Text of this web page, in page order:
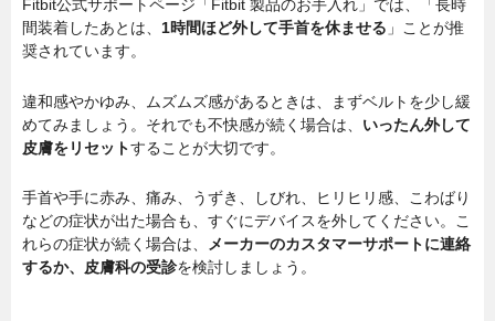
Fitbit公式サポートページ「Fitbit 製品のお手入れ」では、「長時
間装着したあとは、 1時間ほど外して手首を休ませる 」ことが推
奨されています。
違和感やかゆみ、ムズムズ感があるときは、まずベルトを少し緩
めてみましょう。それでも不快感が続く場合は、 いったん外して
皮膚をリセットすることが大切です。
手首や手に赤み、痛み、うずき、しびれ、ヒリヒリ感、こわばり
などの症状が出た場合も、すぐにデバイスを外してください。こ
れらの症状が続く場合は、
メーカーのカスタマーサポートに連絡
するか、皮膚科の受診を検討しましょう。